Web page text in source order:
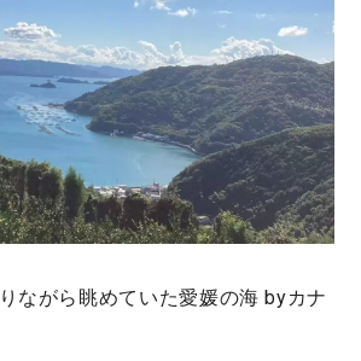
ながら眺めていた愛媛の海 byカナ